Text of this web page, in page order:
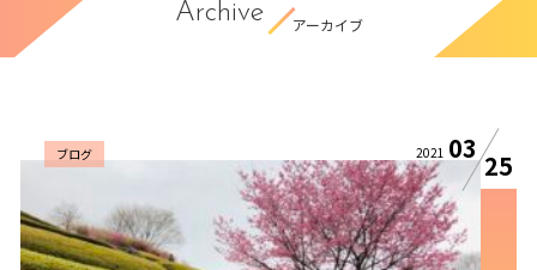
Archive
アーカイブ
ブログ 2021 03
25